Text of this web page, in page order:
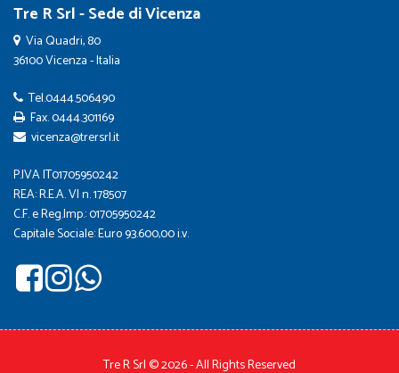
Tre R Srl - Sede di Vicenza
Via Quadri, 80
36100 Vicenza - Italia
Tel.0444.506490
Fax. 0444.301169
vicenza@trersrl.it
P.IVA IT01705950242
REA: R.E.A. VI n. 178507
C.F. e Reg.Imp.: 01705950242
Capitale Sociale: Euro 93.600,00 i.v.
Tre R Srl © 2026 - All Rights Reserved